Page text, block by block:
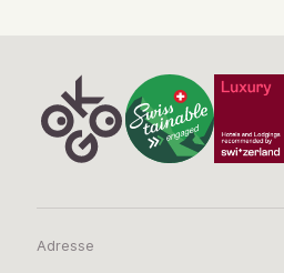
Adresse